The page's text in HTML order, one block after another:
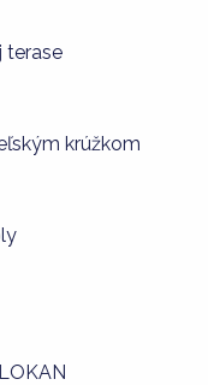
terase
krúžkom